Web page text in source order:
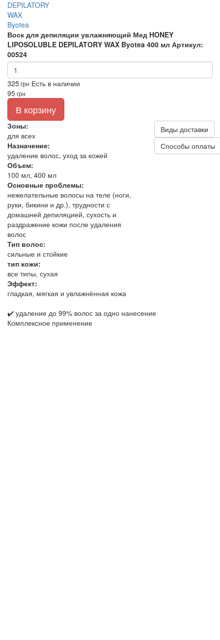
Воск для депиляции увлажняющий Мед HONEY
LIPOSOLUBLE DEPILATORY WAX Byotea 400 мл Артикул:
00524
325грн Есть в наличии
95грн
В корзину
Зоны:
для всех
Назначение:
удаление волос, уход за кожей
Объем:
100 мл, 400 мл
Основные проблемы:
нежелательные волосы на теле (ноги,
руки, бикини и др.), трудности с
домашней депиляцией, сухость и
раздражение кожи после удаления
волос
Тип волос:
сильные и стойкие
тип кожи:
все типы, сухая
Эффект:
гладкая, мягкая и увлажнённая кожа
Виды доставки
Способы оплаты
✔️ удаление до 99% волос за одно нанесение
Комплексное применение